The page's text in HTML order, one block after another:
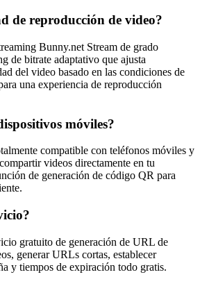
de reproducción de video?
Bunny.net Stream de grado
de bitrate adaptativo que ajusta
del video basado en las condiciones de
una experiencia de reproducción
móviles?
compatible con teléfonos móviles y
videos directamente en tu
de generación de código QR para
gratuito de generación de URL de
generar URLs cortas, establecer
y tiempos de expiración todo gratis.